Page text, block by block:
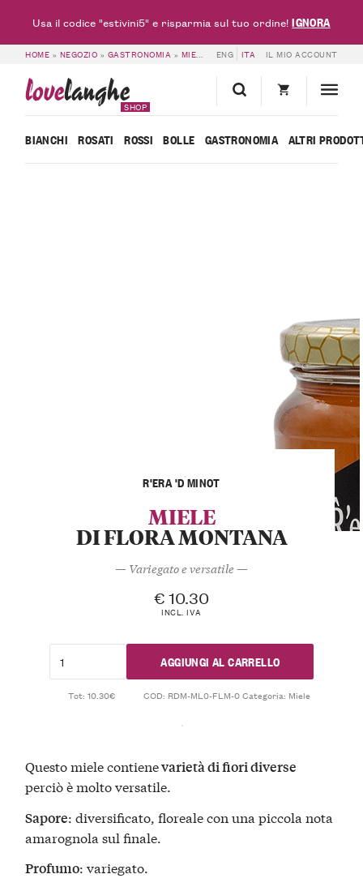
HOME » NEGOZIO » GASTRONOMIA » MIELE MIELE DI FLORA MONTANA –
ENG ITA IL MIO ACCOUNT
lovelanghe
SHOP
BIANCHI ROSATI ROSSI BOLLE GASTRONOMIA ALTRI
R'ERA 'D MINOT
MIELE
DI FLORA MONTANA
— Variegato e versatile —
€ 10.30
INCL. IVA
AGGIUNGI AL CARRELLO
Tot: 10.30€ COD: RDM-ML0-FLM-0Categoria: Miele
Questo miele contienevarietà di fiori diverse
perciò è molto versatile.
Sapore: diversificato, floreale con una piccola nota
amarognola sul finale.
Profumo: variegato.
Usa il codice "estivini5" e risparmia sul tuo ordine!IGNORA